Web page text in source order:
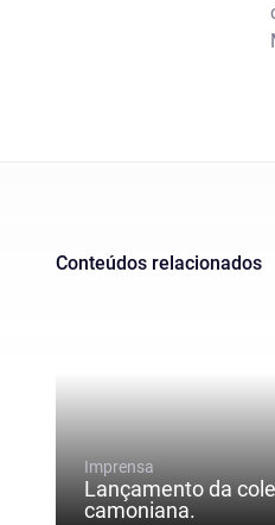
Conteúdos relacionados
Imprensa
Lançamento da
camoniana.